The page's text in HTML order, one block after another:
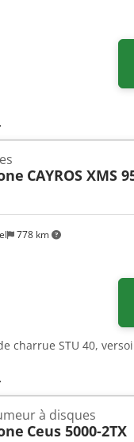
778 km
CAYROS XMS
charrue STU 40,
à disques
Ceus 5000-2TX